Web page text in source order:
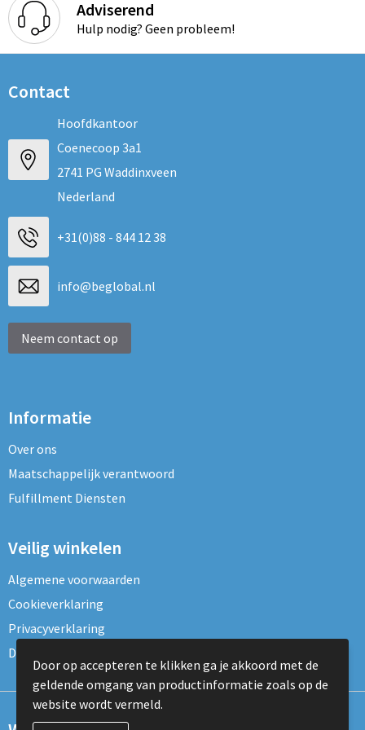
Schoudertassen
Sporttassen
Strandtassen
Tablettassen
Toilettassen
Trolleys
Waterbestendige tassen
Reistassensets
Adviserend
Hulp nodig? Geen probleem!
Contact
Hoofdkantoor
Coenecoop 3a1
2741 PG Waddinxveen
Nederland
+31(0)88 - 844 12 38
info@beglobal.nl
Neem contact op
Informatie
Over ons
Maatschappelijk verantwoord
Fulfillment Diensten
Veilig winkelen
Algemene voorwaarden
Cookieverklaring
Privacyverklaring
Disclaimer
Door op accepteren te klikken ga je akkoord met de
geldende omgang van productinformatie zoals op de
website wordt vermeld.